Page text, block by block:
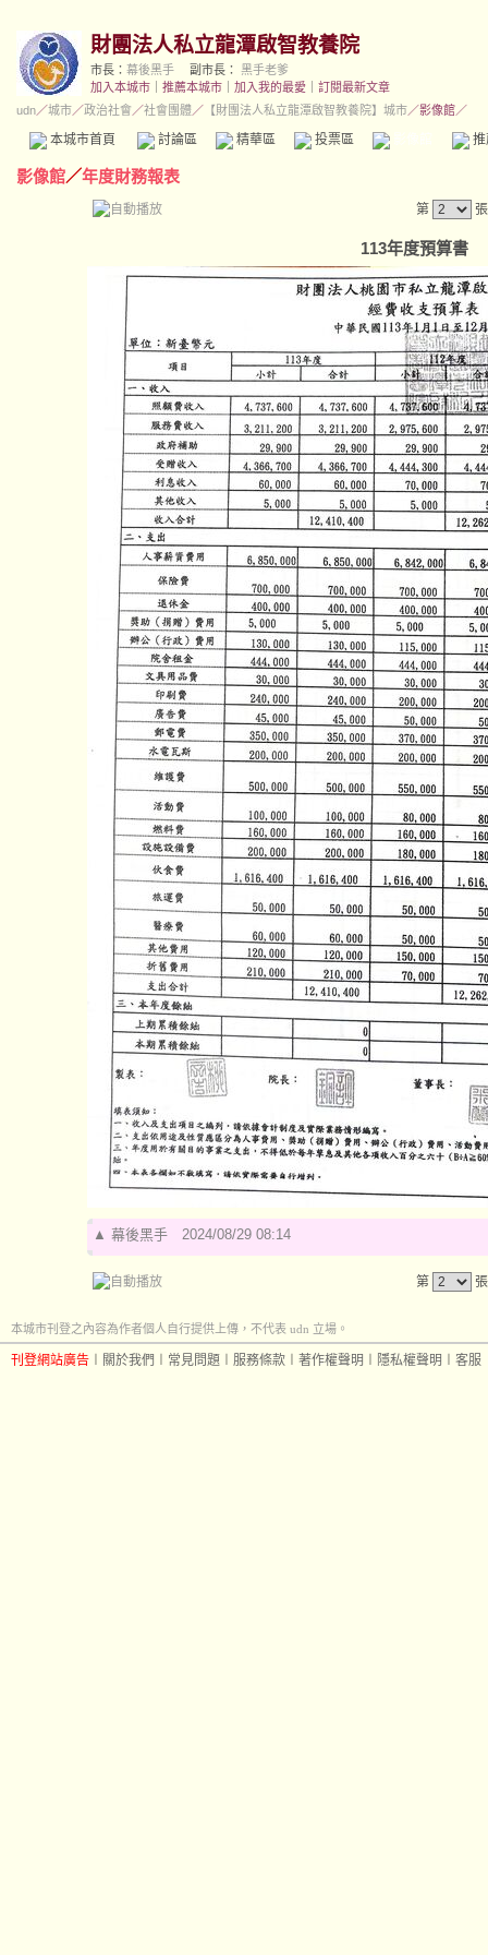
財團法人私立龍潭啟智教養院
市長： 幕後黑手 副市長： 黑手老爹
加入本城市
推薦本城市 加入我的最愛
訂閱最新文章
udn／城市／政治社會 ／社會團體／ 【財團法人私立龍潭啟智教養院】城市／影像館／
本城市首頁 討論區 精華區 投票區 影像館
影像館／年度財務報表
第
113年度預算書
▲ 幕後黑手 2024/08/29 08:14
第
本城市刊登之內容為作者個人自行提供上傳，不代表 udn 立場。
刊登網站廣告 關於我們 常見問題 服務條款 著作權聲明 隱私權聲明 客服